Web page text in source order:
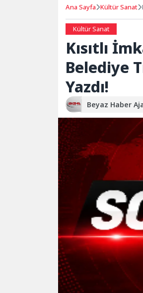
Ana Sayfa Kültür Sanat
Kültür Sanat
Kısıtlı
Belediye
Yazdı!
Beyaz Haber